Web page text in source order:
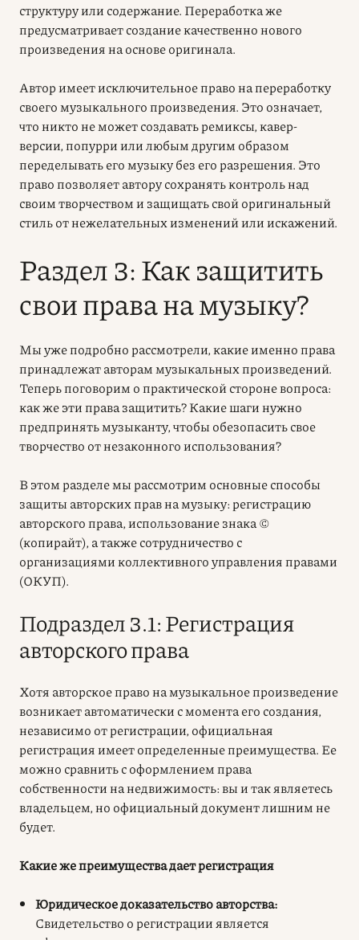
структуру или содержание. Переработка же
предусматривает создание качественно нового
произведения на основе оригинала.
Автор имеет исключительноеправо на переработку
своего музыкального произведения. Это означает,
что никто не может создавать ремиксы, кавер-
версии, попурри или любым другим образом
переделывать его музыку без его разрешения. Это
право позволяет автору сохранять контроль над
своим творчеством и защищать свой оригинальный
стиль от нежелательных изменений или искажений.
Раздел 3: Как защитить
свои права на музыку?
Мы уже подробно рассмотрели, какие именно права
принадлежат авторам музыкальных произведений.
Теперь поговорим о практической стороне вопроса:
как же эти права защитить? Какие шаги нужно
предпринять музыканту, чтобы обезопасить свое
творчество от незаконного использования?
В этом разделе мы рассмотрим основные способы
защиты авторских правна музыку: регистрацию
авторского права, использование знака ©
(копирайт), а также сотрудничество с
организациями коллективного управления правами
(ОКУП).
Подраздел 3.1: Регистрация
авторского права
Хотя авторское правона музыкальное произведение
возникает автоматически с момента его создания,
независимо от регистрации, официальная
регистрация имеет определенные преимущества. Ее
можно сравнить с оформлением права
собственности на недвижимость: вы и так являетесь
владельцем, но официальный документ лишним не
будет.
Какие же преимущества дает регистрация
Юридическое доказательство авторства:
Свидетельство о регистрации является